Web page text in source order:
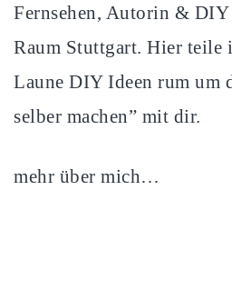
Fernsehen, Autorin & DIY
Raum Stuttgart. Hier teile
Laune DIY Ideen rum um
selber machen” mit dir.
mehr über mich…